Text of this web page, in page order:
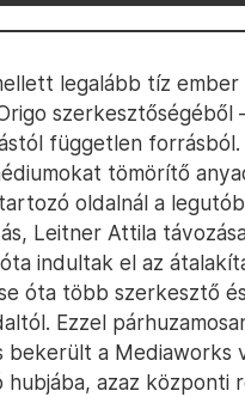
legalább tíz
szerkesztőségéből
független forrásból.
tömörítő
oldalnál a
Leitner Attila
indultak el az
óta több szerkesztő
Ezzel
bekerült a Mediaworks
azaz központi